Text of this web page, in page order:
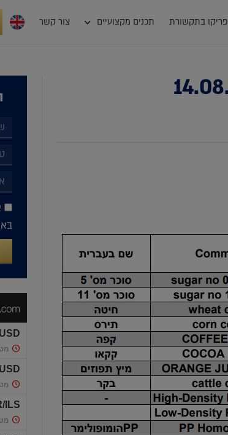
פריקו בתקשורת תכנים מקצועיים צור קשר